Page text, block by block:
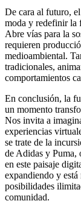
De cara al futuro,
moda y redefinir la
Abre vías para la
requieren
medioambiental.
tradicionales,
comportamientos
En conclusión, la
un momento
Nos invita a
experiencias
se trate de la
de Adidas y Puma,
en este paisaje
expandiendo y
posibilidades
comunidad.